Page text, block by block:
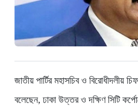
জাতীয় পার্টির মহাসচিব ও বিরোধীদলীয়
বলেছেন, ঢাকা উত্তর ও দক্ষিণ সিটি